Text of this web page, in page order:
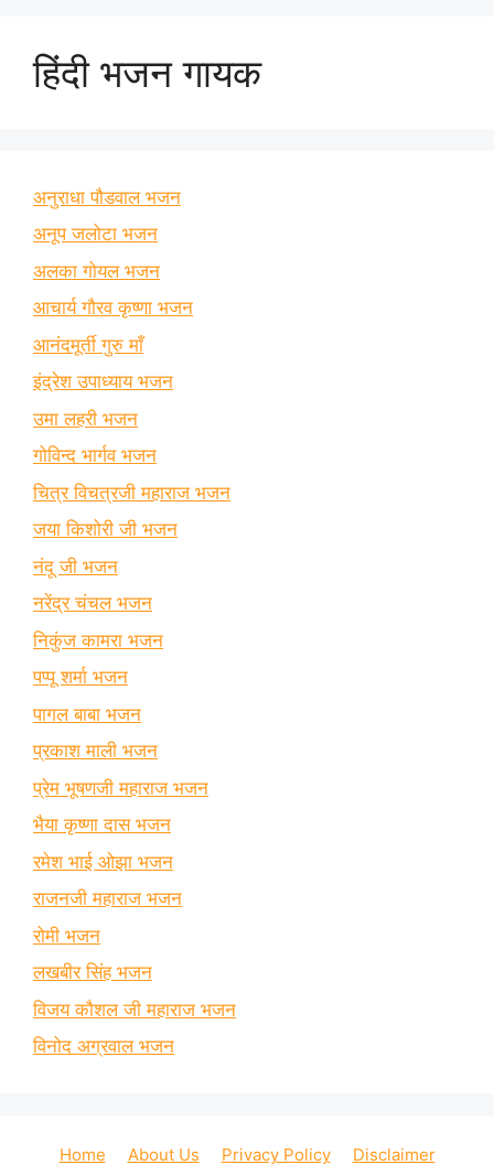
हिंदी भजन गायक
अनुराधा पौडवाल भजन
अनूप जलोटा भजन
अलका गोयल भजन
आचार्य गौरव कृष्णा भजन
आनंदमूर्ती गुरु माँ
इंद्रेश उपाध्याय भजन
उमा लहरी भजन
गोविन्द भार्गव भजन
चित्र विचत्रजी महाराज भजन
जया किशोरी जी भजन
नंदू जी भजन
नरेंद्र चंचल भजन
निकुंज कामरा भजन
पप्पू शर्मा भजन
पागल बाबा भजन
प्रकाश माली भजन
प्रेम भूषणजी महाराज भजन
भैया कृष्णा दास भजन
रमेश भाई ओझा भजन
राजनजी महाराज भजन
रोमी भजन
लखबीर सिंह भजन
विजय कौशल जी महाराज भजन
विनोद अग्रवाल भजन
Home About Us Privacy Policy Disclaimer